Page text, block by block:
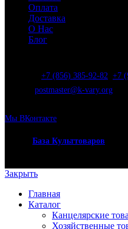
Оплата
Доставка
О Нас
Блог
+7 (856) 385-92-82 +7
postmaster@k-vary.org
Мы ВКонтакте
База Культтоваров
Закрыть
Главная
Каталог
Канцелярские
Хозяйственные